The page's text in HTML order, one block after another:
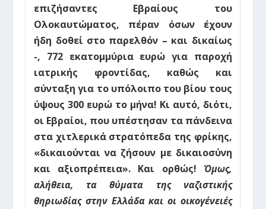
επιζήσαντες Εβραίους του
Ολοκαυτώματος, πέραν όσων έχουν
ήδη δοθεί στο παρελθόν – και δικαίως
-, 772 εκατομμύρια ευρώ για παροχή
ιατρικής φροντίδας, καθώς και
σύνταξη για το υπόλοιπο του βίου τους
ύψους 300 ευρώ το μήνα! Κι αυτό, διότι,
οι Εβραίοι, που υπέστησαν τα πάνδεινα
στα χιτλερικά στρατόπεδα της φρίκης,
«δικαιούνται να ζήσουν με δικαιοσύνη
και αξιοπρέπεια». Και ορθώς! Όμως,
αλήθεια, τα θύματα της ναζιστικής
θηριωδίας στην Ελλάδα και οι οικογένειές